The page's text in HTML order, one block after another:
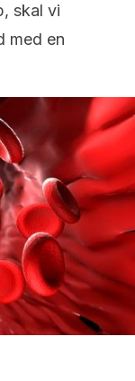
skal vi
med en